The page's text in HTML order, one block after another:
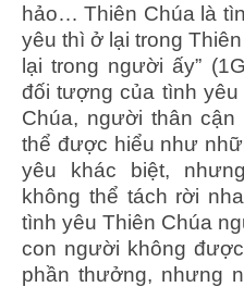
hảo… Thiên Chúa là
yêu thì ở lại trong
lại trong người ấy”
đối tượng của tình
Chúa, người thân
thể được hiểu như
yêu khác biệt,
không thể tách rời
tình yêu Thiên Chúa
con người không
phần thưởng, nhưng